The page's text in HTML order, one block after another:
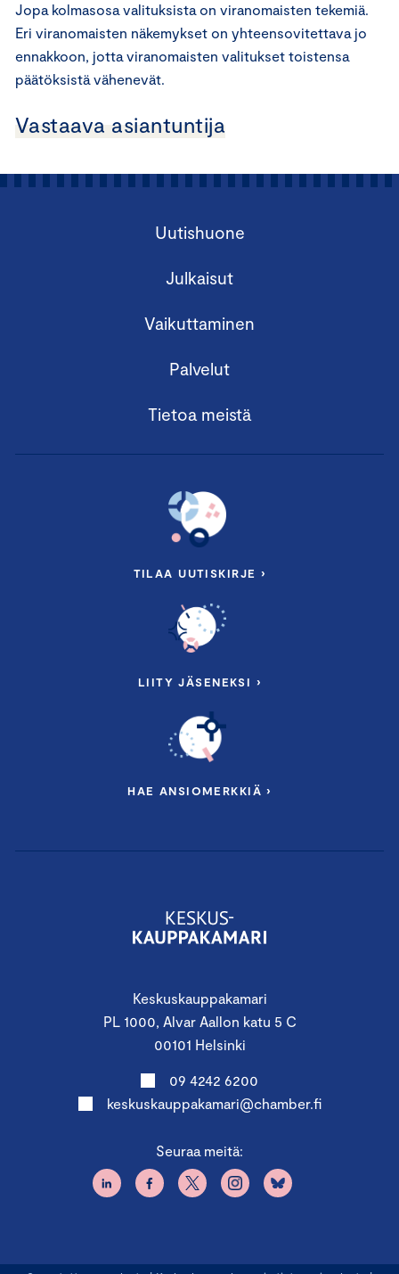
Jopa kolmasosa valituksista on viranomaisten tekemiä.
Eri viranomaisten näkemykset on yhteensovitettava jo
ennakkoon, jotta viranomaisten valitukset toistensa
päätöksistä vähenevät.
Vastaava asiantuntija
Keskuskauppakamari
PL 1000, Alvar Aallon katu 5 C
00101 Helsinki
09 4242 6200
keskuskauppakamari@chamber.fi
Seuraa meitä:
Uutishuone
Julkaisut
Vaikuttaminen
Palvelut
Tietoa meistä
TILAA UUTISKIRJE ›
LIITY JÄSENEKSI ›
HAE ANSIOMERKKIÄ ›